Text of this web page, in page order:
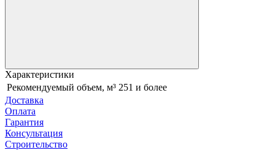
Характеристики
Рекомендуемый объем, м³ 251 и более
Доставка
Оплата
Гарантия
Консультация
Строительство